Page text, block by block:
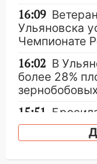
16:09
Ульяновска
Чемпионате
16:02 В
более 28%
15:51
Ульяновской